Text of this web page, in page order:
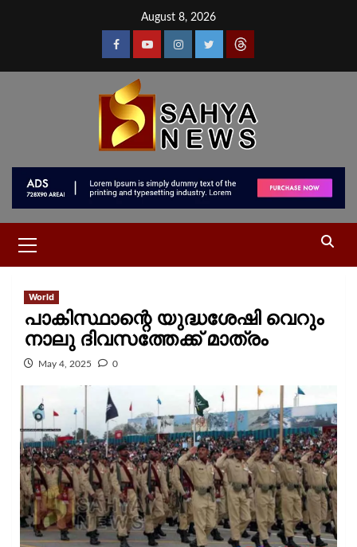
August 8, 2026
World
പാകിസ്ഥാന്റെ യുദ്ധശേഷി വെറും
നാലു ദിവസത്തേക്ക് മാത്രം
May 4, 2025 0